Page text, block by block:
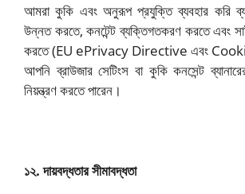
আমরা কুকি এবং অনুরূপ প্রযুক্তি ব্যবহার করি
উন্নত করতে, কনটেন্ট ব্যক্তিগতকরণ করতে এবং
করতে (EU ePrivacy Directive এবং
আপনি ব্রাউজার সেটিংস বা কুকি কনসেন্ট
নিয়ন্ত্রণ করতে পারেন।
১২. দায়বদ্ধতার সীমাবদ্ধতা